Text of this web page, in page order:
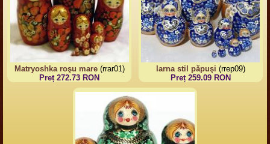
Matryoshka roşu mare(rrar01)
Preț 272.73 RON
Iarna stil păpuşi (rrep09)
Preț 259.09 RON